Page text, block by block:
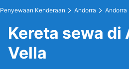
Penyewaan Kenderaan Andorra Andorra
Kereta sewa di
Vella